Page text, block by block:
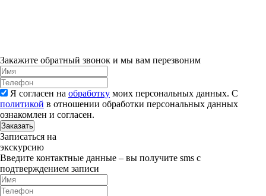
Закажите обратный звонок и мы вам перезвоним
Я согласен на обработку моих персональных данных. С
политикой в отношении обработки персональных данных
ознакомлен и согласен.
Заказать
Записаться на
экскурсию
Введите контактные данные – вы получите sms с
подтверждением записи